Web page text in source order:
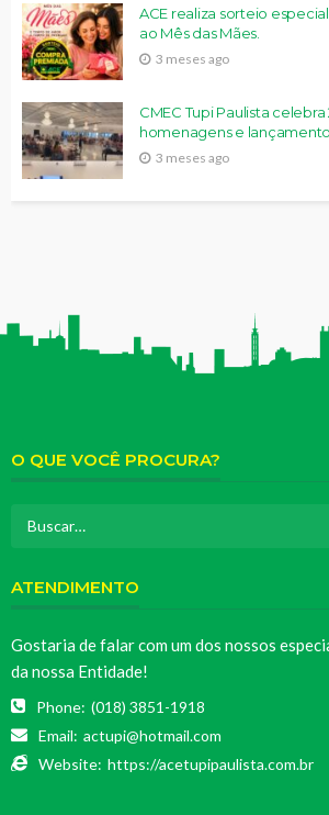
ACE realiza sorteio
ao Mês das Mães.
3 meses ago
CMEC Tupi Paulista
homenagens e lançamento
3 meses ago
O QUE VOCÊ PROCURA?
ATENDIMENTO
Gostaria de falar com um dos nossos
da nossa Entidade!
Phone: (018) 3851-1918
Email: actupi@hotmail.com
Website: https://acetupipaulista.com.br